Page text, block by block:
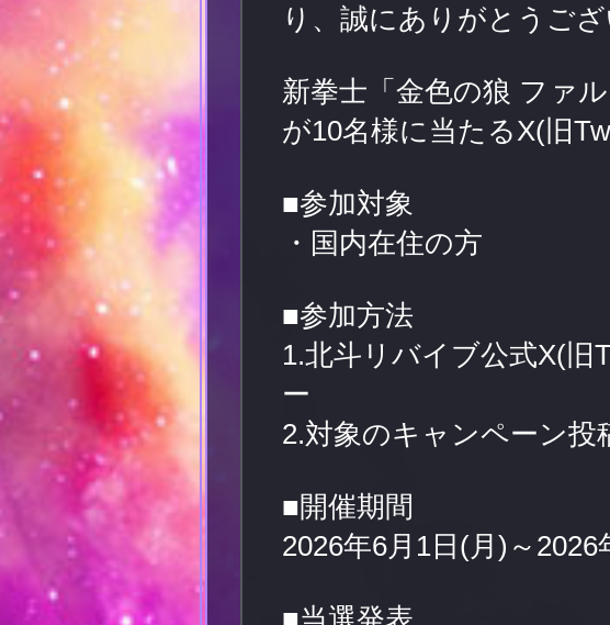
り、誠にありがとうござ
新拳士「金色の狼 ファ
が10名様に当たるX(旧
■参加対象
・国内在住の方
■参加方法
1.北斗リバイブ公式X(旧
ー
2.対象のキャンペーン投
■開催期間
2026年6月1日(月)～2026
■当選発表